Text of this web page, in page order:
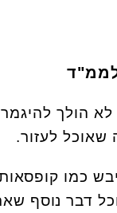
הולך להיגמר
לעזור.
יבש כמו
וכל דבר